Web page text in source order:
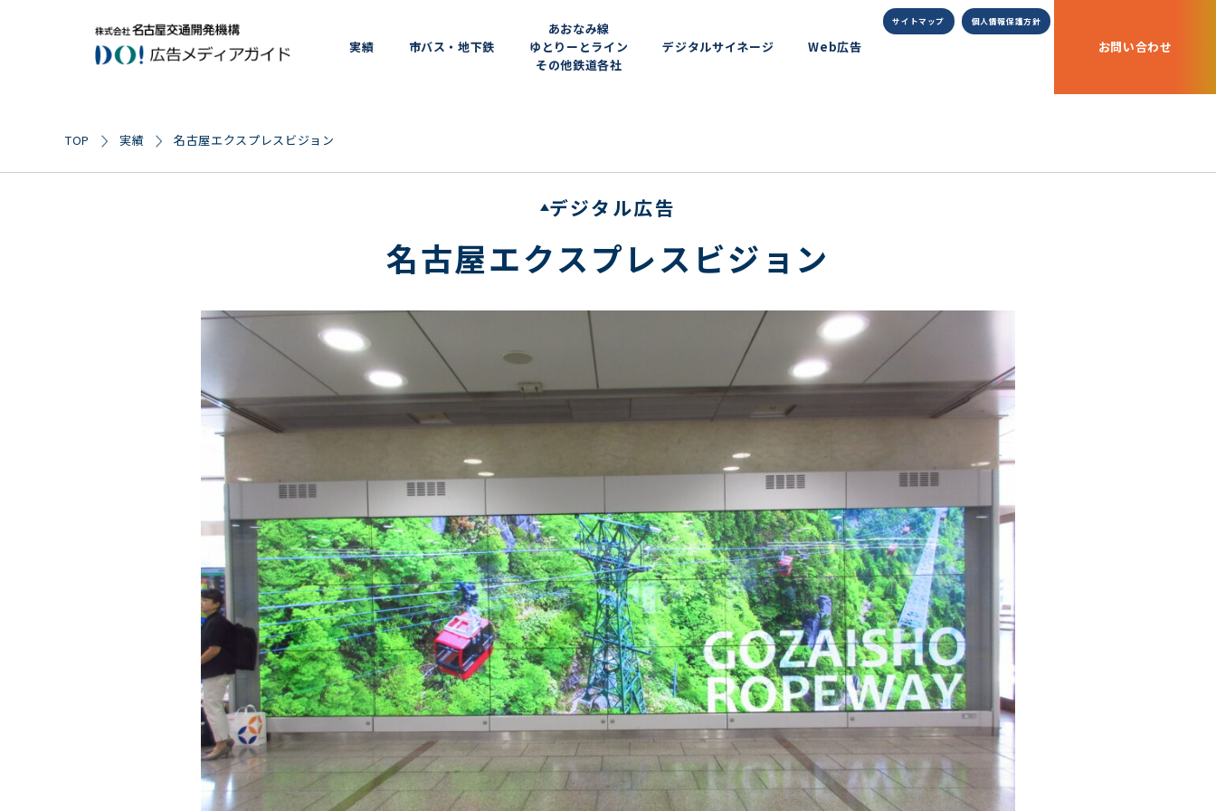
実績 市バス・地下鉄
あおなみ線
ゆとりーとライン
その他鉄道各社
デジタルサイネージ Web広告
サイトマップ 個人情報保護方針
お問い合わせ
TOP 実績 名古屋エクスプレスビジョン
デジタル広告
名古屋エクスプレスビジョン